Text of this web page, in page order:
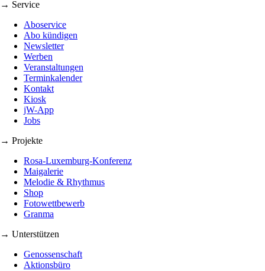
→ Service
Aboservice
Abo kündigen
Newsletter
Werben
Veranstaltungen
Terminkalender
Kontakt
Kiosk
jW-App
Jobs
→ Projekte
Rosa-Luxemburg-Konferenz
Maigalerie
Melodie & Rhythmus
Shop
Fotowettbewerb
Granma
→ Unterstützen
Genossenschaft
Aktionsbüro